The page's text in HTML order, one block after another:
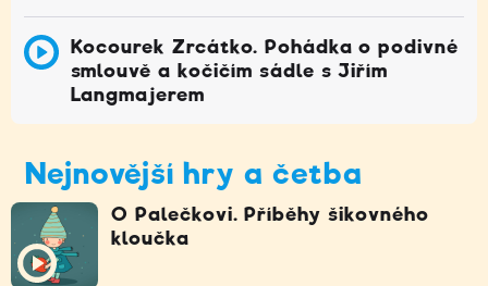
Kocourek Zrcátko. Pohádka o podivné
smlouvě a kočičím sádle s Jiřím
Langmajerem
Nejnovější hry a četba
O Palečkovi. Příběhy šikovného
kloučka